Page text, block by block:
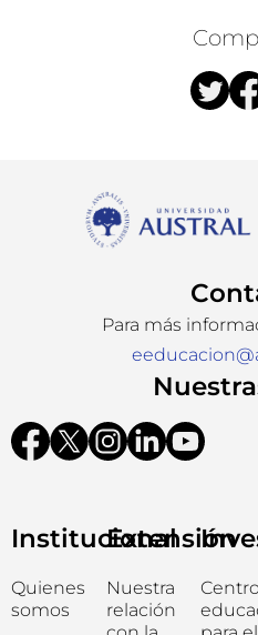
Para más
Institucional
Quienes
somos
Extensión
Nuestra
relación